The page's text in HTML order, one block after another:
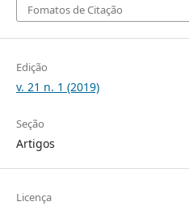
Fomatos de Citação
Edição
v. 21 n. 1 (2019)
Seção
Artigos
Licença